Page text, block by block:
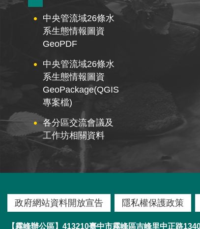
中央管流域26條水
系生態情報圖資
GeoPDF
中央管流域26條水
系生態情報圖資
GeoPackage(QGIS
專案檔)
各分區交流會議及
工作坊相關資料
政府網站資料開放宣告 隱私權保護政策
【霧峰辦公區】413210臺中市霧峰區吉峰里中正路